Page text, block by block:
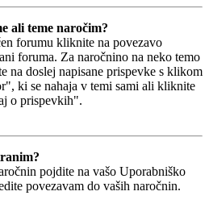
ali teme naročim?
forumu kliknite na povezavo
foruma. Za naročnino na neko temo
na doslej napisane prispevke s klikom
ki se nahaja v temi sami ali kliknite
o prispevkih".
pojdite na vašo Uporabniško
povezavam do vaših naročnin.